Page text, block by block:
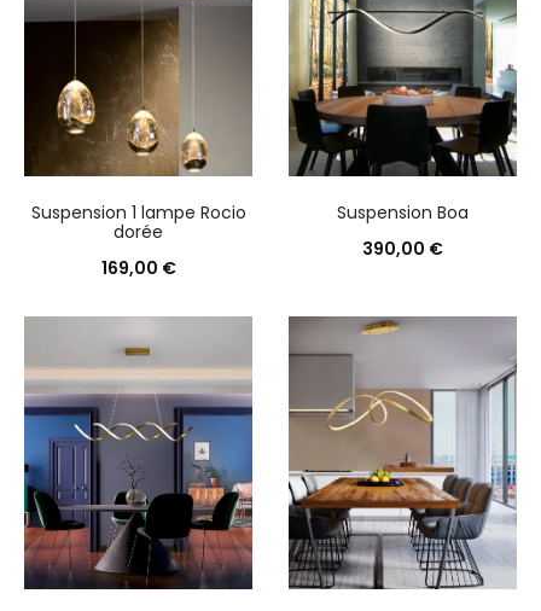
Suspension 1 lampe Rocio
dorée
169,00 €
Suspension Boa
390,00 €